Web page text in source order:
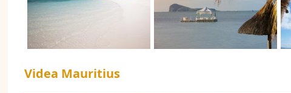
Videa Mauritius